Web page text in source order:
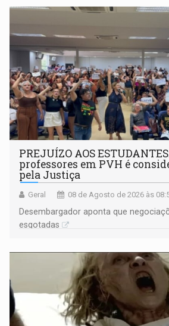
PREJUÍZO AOS
professores em PVH é
pela Justiça
Geral 08 de Agosto de 2026 às
Desembargador aponta que
esgotadas